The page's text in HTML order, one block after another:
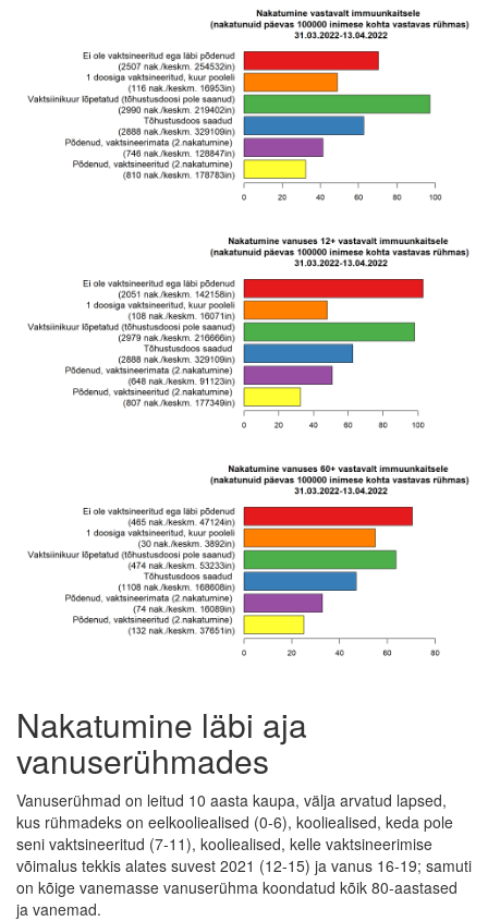
Nakatumine läbi aja
vanuserühmades
Vanuserühmad on leitud 10 aasta kaupa, välja arvatud lapsed,
kus rühmadeks on eelkooliealised (0-6), kooliealised, keda pole
seni vaktsineeritud (7-11), kooliealised, kelle vaktsineerimise
võimalus tekkis alates suvest 2021 (12-15) ja vanus 16-19; samuti
on kõige vanemasse vanuserühma koondatud kõik 80-aastased
ja vanemad.